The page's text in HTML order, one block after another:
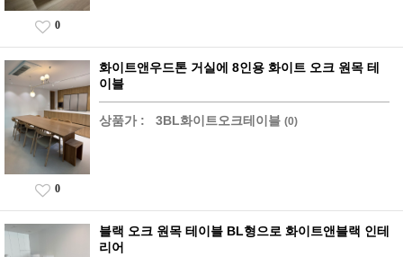
0
화이트앤우드톤 거실에 8인용 화이트 오크 원목 테
이블
상품가 : 3BL화이트오크테이블 (0)
0
블랙 오크 원목 테이블 BL형으로 화이트앤블랙 인테
리어